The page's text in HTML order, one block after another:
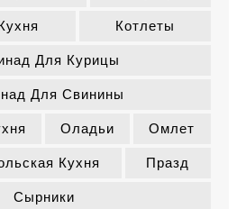
Котлеты
Для Курицы
Для Свинины
Оладьи Омлет
Кухня Празд
Сырники